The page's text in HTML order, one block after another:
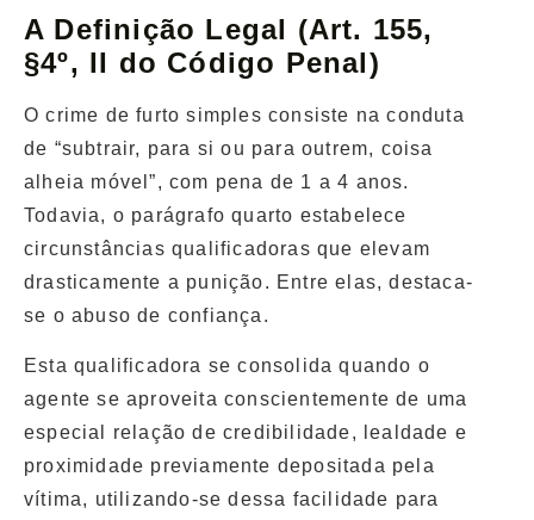
A Definição Legal (Art. 155,
§4º, II do Código Penal)
O crime de furto simples consiste na conduta
de “subtrair, para si ou para outrem, coisa
alheia móvel”, com pena de 1 a 4 anos.
Todavia, o parágrafo quarto estabelece
circunstâncias qualificadoras que elevam
drasticamente a punição. Entre elas, destaca-
se o abuso de confiança.
Esta qualificadora se consolida quando o
agente se aproveita conscientemente de uma
especial relação de credibilidade, lealdade e
proximidade previamente depositada pela
vítima, utilizando-se dessa facilidade para